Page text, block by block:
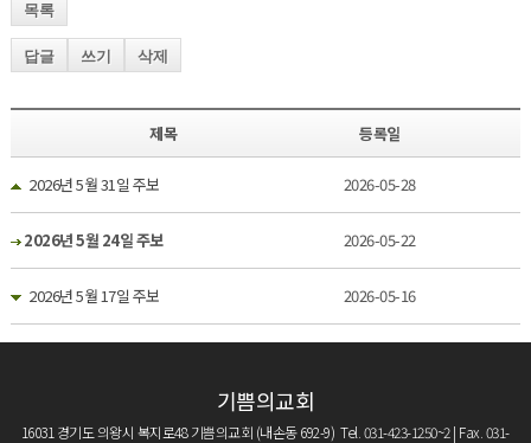
목록
답글 쓰기 삭제
제목 등록일
2026년 5월 31일 주보 2026-05-28
2026년 5월 24일 주보 2026-05-22
2026년 5월 17일 주보 2026-05-16
기쁨의교회
16031 경기도 의왕시 복지로48 기쁨의교회 (내손동 692-9) Tel. 031-423-1250~2 | Fax. 031-